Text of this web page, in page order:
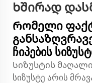
Ხშირად
Რომელი
ჩიპების
Სიზუსტის მაღალი
სიზუსტე არის